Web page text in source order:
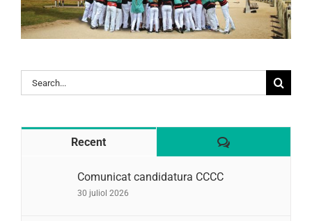
Search
for:
Recent Comentaris
Comunicat candidatura CCCC
30 juliol 2026